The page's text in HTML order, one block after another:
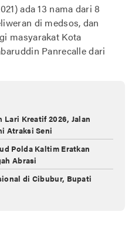
ada 13 nama dari 8
di medsos, dan
masyarakat Kota
Panrecalle dari
Lari Kreatif 2026, Jalan
Atraksi Seni
Polda Kaltim Eratkan
Abrasi
di Cibubur, Bupati